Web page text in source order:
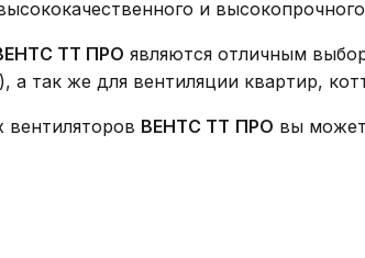
и
ТТ ПРО являются отличным
так же для вентиляции квартир,
ВЕНТС ТТ ПРО вы